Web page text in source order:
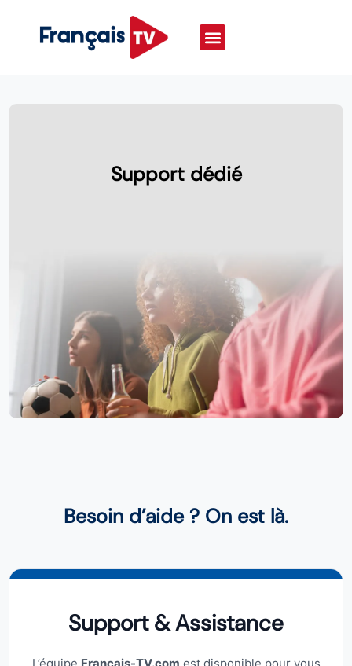
Support dédié
Besoin d’aide ? On est là.
Support & Assistance
L’équipe Français-TV.com est disponible pour vous